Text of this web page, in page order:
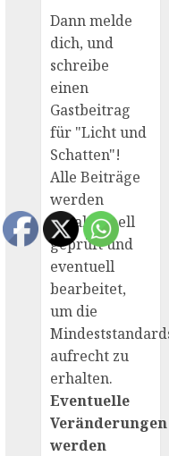
Dann melde
dich, und
schreibe
einen
Gastbeitrag
für "Licht und
Schatten"!
Alle Beiträge
werden
redaktionell
geprüft und
eventuell
bearbeitet,
um die
aufrecht zu
erhalten.
Eventuelle
Veränderungen
werden